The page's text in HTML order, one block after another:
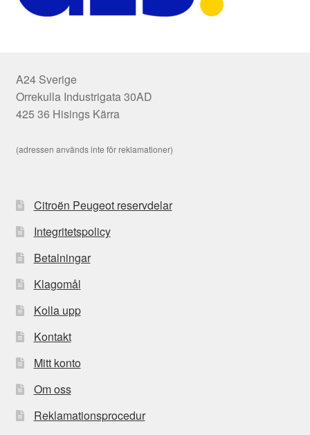
A24 Sverige
Orrekulla Industrigata 30AD
425 36 Hisings Kärra
(adressen används inte för reklamationer)
Citroën Peugeot reservdelar
Integritetspolicy
Betalningar
Klagomål
Kolla upp
Kontakt
Mitt konto
Om oss
Reklamationsprocedur